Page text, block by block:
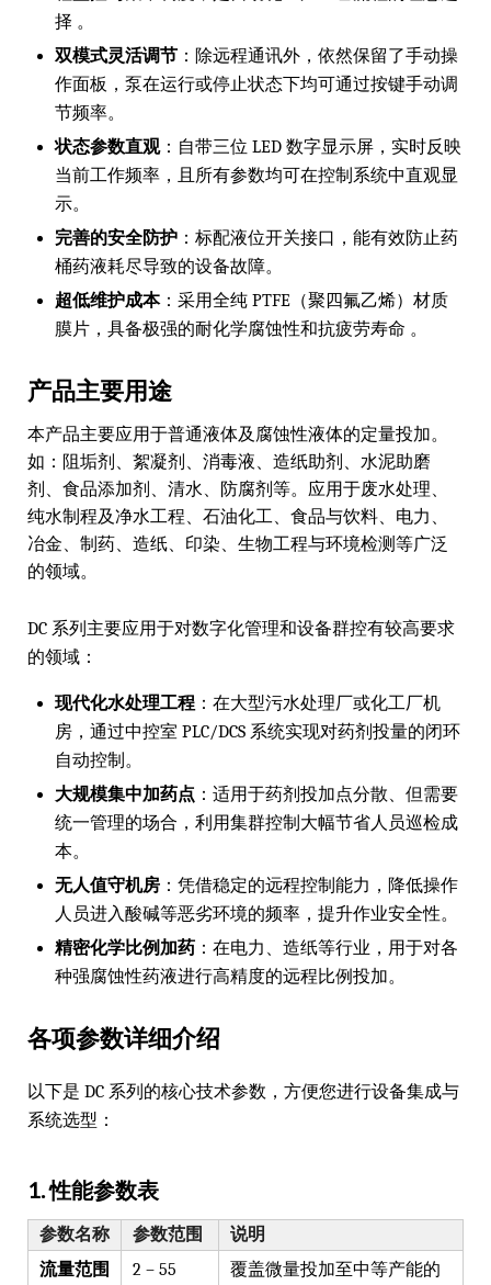
择 。
双模式灵活调节 ：除远程通讯外，依然保留了手动操
作面板，泵在运行或停止状态下均可通过按键手动调
节频率。
状态参数直观：自带三位 LED 数字显示屏，实时反映
当前工作频率，且所有参数均可在控制系统中直观显
示。
完善的安全防护 ：标配液位开关接口，能有效防止药
桶药液耗尽导致的设备故障。
超低维护成本：采用全纯 PTFE（聚四氟乙烯）材质
膜片，具备极强的耐化学腐蚀性和抗疲劳寿命 。
产品主要用途
本产品主要应用于普通液体及腐蚀性液体的定量投加。
如：阻垢剂、絮凝剂、消毒液、造纸助剂、水泥助磨
剂、食品添加剂、清水、防腐剂等。应用于废水处理、
纯水制程及净水工程、石油化工、食品与饮料、电力、
冶金、制药、造纸、印染、生物工程与环境检测等广泛
的领域。
DC 系列主要应用于对数字化管理和设备群控有较高要求
的领域：
现代化水处理工程 ：在大型污水处理厂或化工厂机
房，通过中控室 PLC/DCS 系统实现对药剂投量的闭环
自动控制。
大规模集中加药点 ：适用于药剂投加点分散、但需要
统一管理的场合，利用集群控制大幅节省人员巡检成
本。
无人值守机房 ：凭借稳定的远程控制能力，降低操作
人员进入酸碱等恶劣环境的频率，提升作业安全性。
精密化学比例加药 ：在电力、造纸等行业，用于对各
种强腐蚀性药液进行高精度的远程比例投加。
各项参数详细介绍
以下是 DC 系列的核心技术参数，方便您进行设备集成与
系统选型：
1. 性能参数表
参数名称 参数范围
说明
流量范围
2 – 55
覆盖微量投加至中等产能的